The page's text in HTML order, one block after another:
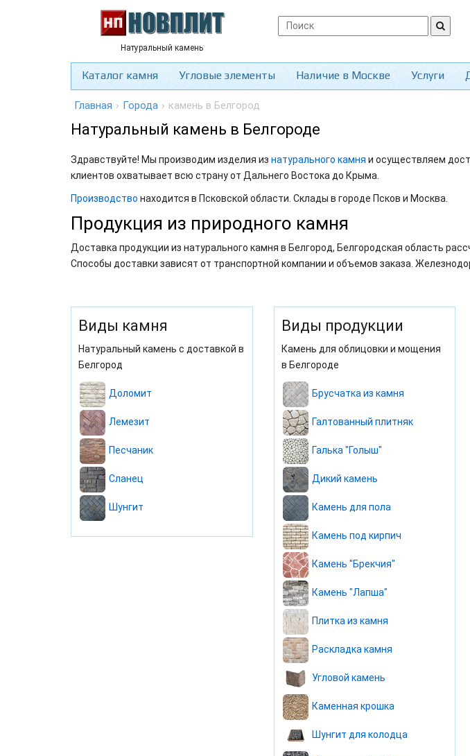
Натуральный камень
Каталог камня Угловые элементы Наличие в Москве Услуги
Главная › Города › камень в Белгород
Натуральный камень в Белгороде
Здравствуйте! Мы производим изделия из натурального камня и осуществляем
клиентов охватывает всю страну от Дальнего Востока до Крыма.
Производство находится в Псковской области. Склады в городе Псков и Москва.
Продукция из природного камня
Доставка продукции из натурального камня в Белгород, Белгородская область
Способы доставки зависят от транспортной компании и объемов заказа.
Виды камня
Натуральный камень с доставкой в
Белгород
Доломит
Лемезит
Песчаник
Сланец
Шунгит
Виды продукции
Камень для облицовки и мощения
в Белгороде
Брусчатка из камня
Галтованный плитняк
Галька "Голыш"
Дикий камень
Камень для пола
Камень под кирпич
Камень "Брекчия"
Камень "Лапша"
Плитка из камня
Раскладка камня
Угловой камень
Каменная крошка
Шунгит для колодца